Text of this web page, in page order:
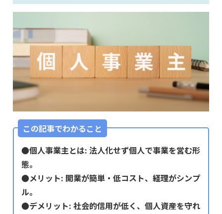
この記事でわかること
●個人事業主とは: 法人化せず個人で事業を営む形
態。
●メリット: 開業が簡単・低コスト、経理がシンプ
ル。
●デメリット: 社会的信用が低く、個人資産を守れ